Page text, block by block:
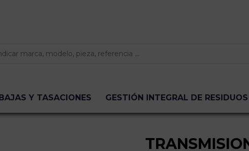
BAJAS Y TASACIONES GESTIÓN INTEGRAL DE RESIDUOS